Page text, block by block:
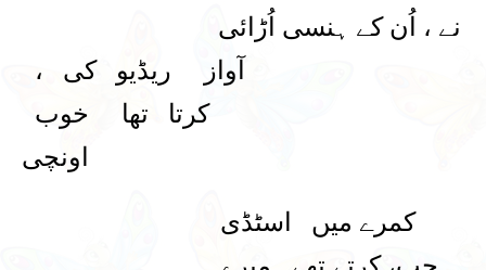
نے ، اُن کے ہنسی اُڑائی
آواز ریڈیو کی ،
کرتا تھا خوب
اونچی
کمرے میں اسٹڈی